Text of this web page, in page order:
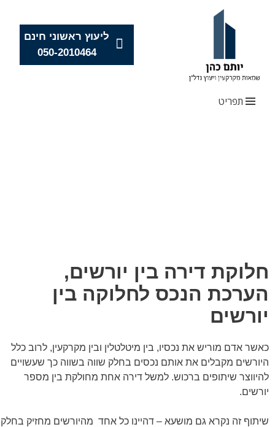
תפריט
ליעוץ ראשוני חינם
050-2010464
חלוקת דירה בין יורשים,
הערכת הנכס לחלוקה בין
יורשים
כאשר אדם מוריש את נכסיו, בין מיטלטלין ובין מקרקעין, לרוב כלל
היורשים מקבלים את אותם נכסים בחלק שווה בשווה כך שעשויים
להיווצר שיתופים ברכוש. למשל דירה אחת מחולקת בין מספר
יורשים.
שיתוף זה נקרא גם מושעא – דהיינו כל אחד מהיורשים מחזיק בחלק